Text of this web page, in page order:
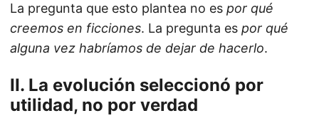
La pregunta que esto plantea no es por qué
creemos en ficciones. La pregunta es por qué
alguna vez habríamos de dejar de hacerlo.
II. La evolución seleccionó por
utilidad, no por verdad